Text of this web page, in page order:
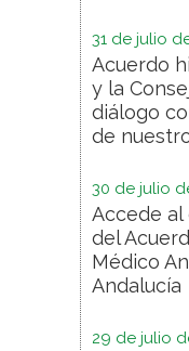
31 de julio
Acuerdo
y la
diálogo
de
30 de julio
Accede
del
Médico
Andalucía
29 de julio